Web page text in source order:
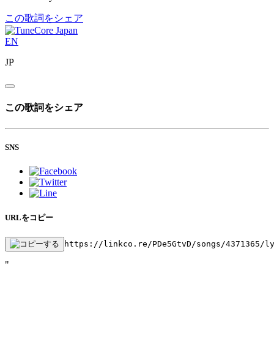
この歌詞をシェア
EN
JP
この歌詞をシェア
SNS
URLをコピー
https://linkco.re/PDe5GtvD/songs/4371365/
"